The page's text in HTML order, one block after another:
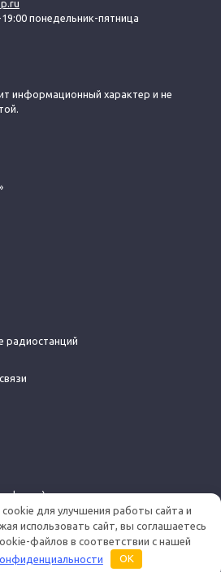
19:00 понедельник-пятница
информационный характер и не
радиостанций
оферта)
для улучшения работы сайта и
использовать сайт, вы соглашаетесь
файлов в соответствии с нашей
OK